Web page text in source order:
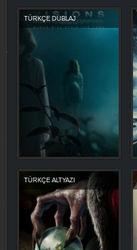
TÜRKÇE DUBLAJ
TÜRKÇE ALTYAZI